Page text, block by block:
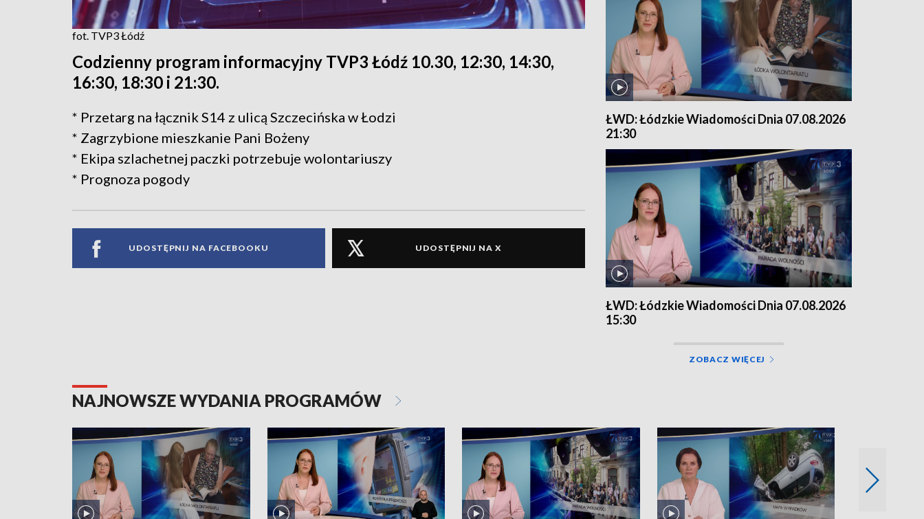
fot. TVP3 Łódź
Codzienny program informacyjny TVP3 Łódź 10.30, 12:30, 14:30,
16:30, 18:30 i 21:30.
* Przetarg na łącznik S14 z ulicą Szczecińska w Łodzi
* Zagrzybione mieszkanie Pani Bożeny
* Ekipa szlachetnej paczki potrzebuje wolontariuszy
* Prognoza pogody
UDOSTĘPNIJ NA FACEBOOKU UDOSTĘPNIJ NA X
ŁWD: Łódzkie Wiadomości Dnia 07.08.2026
21:30
ŁWD: Łódzkie Wiadomości Dnia 07.08.2026
15:30
ZOBACZ WIĘCEJ
NAJNOWSZE WYDANIA PROGRAMÓW